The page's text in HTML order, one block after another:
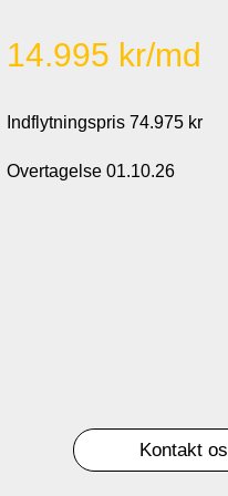
14.995 kr/md
Indflytningspris 74.975 kr
Overtagelse 01.10.26
Kontakt os